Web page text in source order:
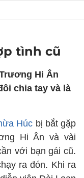
tình cũ
Hi Ân
chia tay và là
Húc bị bắt gặp
Hi Ân và vài
với bạn gái cũ.
ra đón. Khi ra